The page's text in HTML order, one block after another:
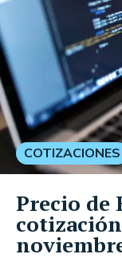
COTIZACIONES
Precio de